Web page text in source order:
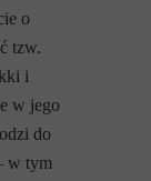
o
tzw.
i
w jego
do
w tym